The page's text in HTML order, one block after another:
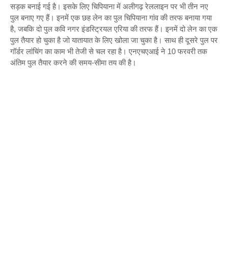
सड़क बनाई गई है। इसके लिए चिपियाना में अलीगढ़ रेललाइन पर भी तीन नए
पुल बनाए गए हैं। इनमें एक छह लेन का पुल चिपियाना गांव की तरफ बनाया गया
है, जबकि दो पुल कवि नगर इंडस्ट्रियल एरिया की तरफ हैं। इनमें दो लेन का एक
पुल तैयार हो चुका है जो यातायात के लिए खोला जा चुका है। साथ ही दूसरे पुल पर
गॉर्डर लांचिंग का काम भी तेजी से चल रहा है। एनएचएआई ने 10 फरवरी तक
अंतिम पुल तैयार करने की समय-सीमा तय की है।